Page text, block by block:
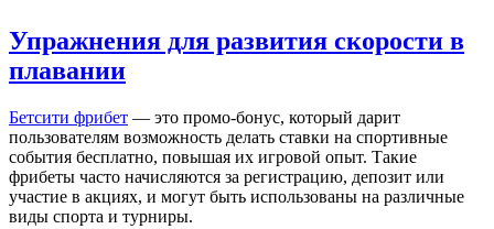
Упражнения для развития скорости в
плавании
Бетсити фрибет — это промо-бонус, который дарит
пользователям возможность делать ставки на спортивные
события бесплатно, повышая их игровой опыт. Такие
фрибеты часто начисляются за регистрацию, депозит или
участие в акциях, и могут быть использованы на различные
виды спорта и турниры.